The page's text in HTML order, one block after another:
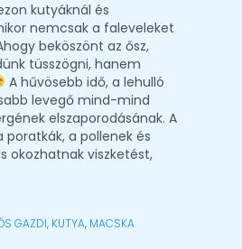
kutyáknál és
nemcsak a faleveleket
beköszönt az ősz,
tüsszögni, hanem
A hűvösebb idő, a lehulló
levegő mind-mind
elszaporodásának. A
poratkák, a pollenek és
okozhatnak viszketést,
GAZDI, KUTYA, MACSKA